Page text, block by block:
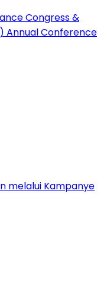
Congress &
Annual Conference
melalui Kampanye